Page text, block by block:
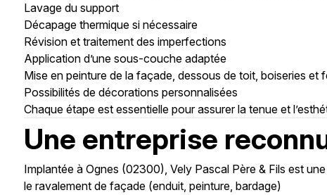
Lavage du support
Décapage thermique si nécessaire
Révision et traitement des imperfections
Application d’une sous-couche adaptée
Mise en peinture de la façade, dessous de toit, boiseries et
Possibilités de décorations personnalisées
Chaque étape est essentielle pour assurer la tenue et
Une entreprise
Implantée à Ognes (02300), Vely Pascal Père & Fils est
le ravalement de façade (enduit, peinture, bardage)